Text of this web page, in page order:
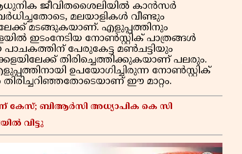
ജീവിതശൈലിയിൽ കാൻസർ
മലയാളികൾ വീണ്ടും
മടങ്ങുകയാണ്. എളുപ്പത്തിനും
ഇടംനേടിയ നോൺസ്റ്റിക് പാത്രങ്ങൾ
പേരുകേട്ട മൺചട്ടിയും
തിരിച്ചെത്തിക്കുകയാണ് പലരും.
ഉപയോഗിച്ചിരുന്ന നോൺസ്റ്റിക്
ഈ മാറ്റം.
കേസ്; ബിആർസി അധ്യാപിക കെ സി
വിട്ടു